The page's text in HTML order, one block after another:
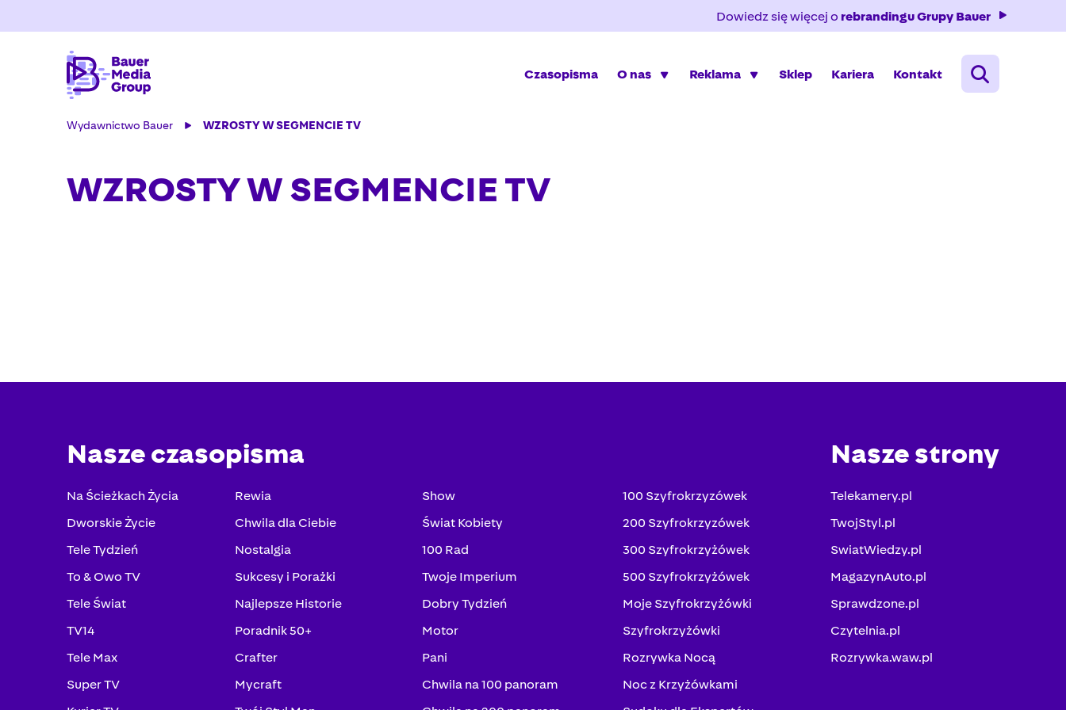
Dowiedz się więcej o rebrandingu Grupy Bauer
Czasopisma O nas Reklama Sklep Kariera Kontakt
Wydawnictwo Bauer WZROSTY W SEGMENCIE TV
WZROSTY W SEGMENCIE TV
Nasze czasopisma
Na Ścieżkach Życia
Dworskie Życie
Tele Tydzień
To & Owo TV
Tele Świat
TV14
Tele Max
Super TV
Rewia
Chwila dla Ciebie
Nostalgia
Sukcesy i Porażki
Najlepsze Historie
Poradnik 50+
Crafter
Mycraft
Show
Świat Kobiety
100 Rad
Twoje Imperium
Dobry Tydzień
Motor
Pani
Chwila na 100 panoram
100 Szyfrokrzyzówek
200 Szyfrokrzyzówek
300 Szyfrokrzyżówek
500 Szyfrokrzyżówek
Moje Szyfrokrzyżówki
Szyfrokrzyżówki
Rozrywka Nocą
Noc z Krzyżówkami
Nasze strony
Telekamery.pl
TwojStyl.pl
SwiatWiedzy.pl
MagazynAuto.pl
Sprawdzone.pl
Czytelnia.pl
Rozrywka.waw.pl